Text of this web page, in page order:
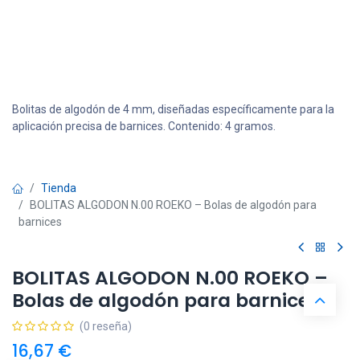
Bolitas de algodón de 4 mm, diseñadas específicamente para la
aplicación precisa de barnices. Contenido: 4 gramos.
Tienda
BOLITAS ALGODON N.00 ROEKO – Bolas de algodón para
barnices
BOLITAS ALGODON N.00 ROEKO –
Bolas de algodón para barnices
(0 reseña)
16,67 €